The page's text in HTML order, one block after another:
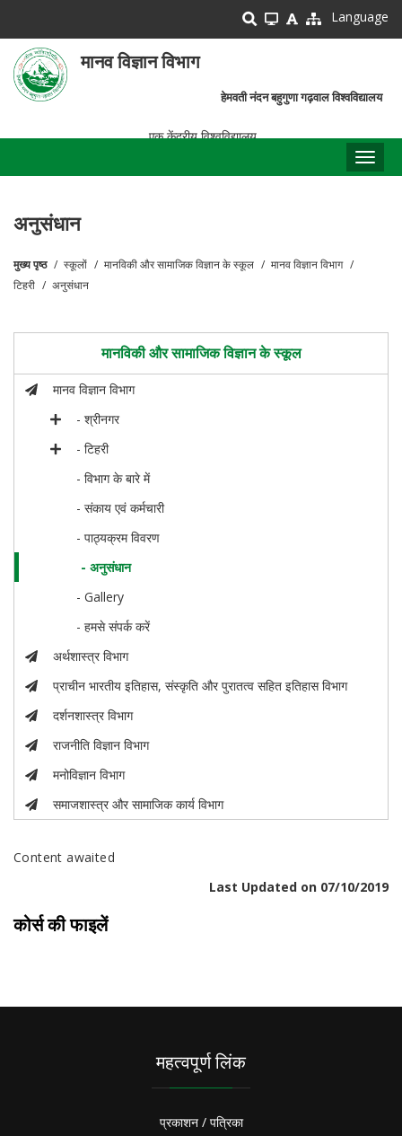
main
content
Language
मानव विज्ञान विभाग
हेमवती नंदन बहुगुणा गढ़वाल विश्वविद्यालय
एक केंद्रीय विश्वविद्यालय
अनुसंधान
पग
मुख्य पृष्ठ स्कूलों मानविकी और सामाजिक विज्ञान के स्कूल
मानव विज्ञान विभाग
टिहरी
अनुसंधान
मानविकी और सामाजिक विज्ञान के स्कूल
मानव विज्ञान विभाग
- श्रीनगर
- टिहरी
- विभाग के बारे में
- संकाय एवं कर्मचारी
- पाठ्यक्रम विवरण
- अनुसंधान
- Gallery
- हमसे संपर्क करें
अर्थशास्त्र विभाग
प्राचीन भारतीय इतिहास, संस्कृति और पुरातत्व सहित इतिहास विभाग
दर्शनशास्त्र विभाग
राजनीति विज्ञान विभाग
मनोविज्ञान विभाग
समाजशास्त्र और सामाजिक कार्य विभाग
Content awaited
Last Updated on 07/10/2019
कोर्स की फाइलें
महत्वपूर्ण लिंक
प्रकाशन / पत्रिका